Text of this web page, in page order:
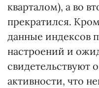
кварталом), а во
прекратился.
данные индексов
настроений и
свидетельствуют
активности, что